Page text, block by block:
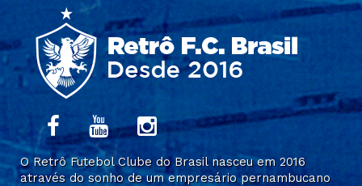
O Retrô Futebol Clube do Brasil nasceu em 2016
através do sonho de um empresário pernambucano